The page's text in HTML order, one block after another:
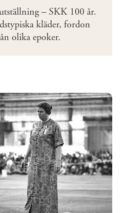
– SKK 100 år.
kläder, fordon
olika epoker.